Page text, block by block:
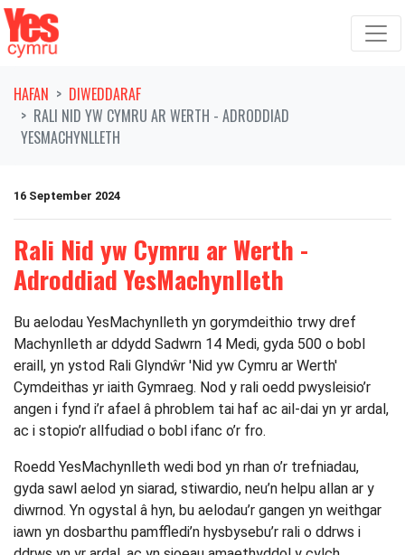
Symud ymlaen o'r llywio
HAFAN
DIWEDDARAF
RALI NID YW CYMRU AR WERTH - ADRODDIAD
YESMACHYNLLETH
16 September 2024
Rali Nid yw Cymru ar Werth -
Adroddiad YesMachynlleth
Bu aelodau YesMachynlleth yn gorymdeithio trwy dref
Machynlleth ar ddydd Sadwrn 14 Medi, gyda 500 o bobl
eraill, yn ystod Rali Glyndŵr 'Nid yw Cymru ar Werth'
Cymdeithas yr iaith Gymraeg. Nod y rali oedd pwysleisio’r
angen i fynd i’r afael â phroblem tai haf ac ail-dai yn yr ardal,
ac i stopio’r allfudiad o bobl ifanc o’r fro.
Roedd YesMachynlleth wedi bod yn rhan o’r trefniadau,
gyda sawl aelod yn siarad, stiwardio, neu’n helpu allan ar y
diwrnod. Yn ogystal â hyn, bu aelodau’r gangen yn weithgar
iawn yn dosbarthu pamffledi’n hysbysebu’r rali o ddrws i